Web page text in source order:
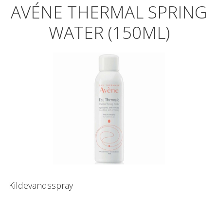
AVÉNE THERMAL SPRING
WATER (150ML)
Kildevandsspray